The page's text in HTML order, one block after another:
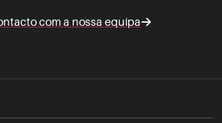
com a nossa equipa